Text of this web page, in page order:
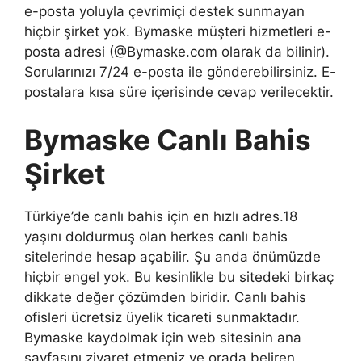
e-posta yoluyla çevrimiçi destek sunmayan
hiçbir şirket yok. Bymaske müşteri hizmetleri e-
posta adresi (@Bymaske.com olarak da bilinir).
Sorularınızı 7/24 e-posta ile gönderebilirsiniz. E-
postalara kısa süre içerisinde cevap verilecektir.
Bymaske Canlı Bahis
Şirket
Türkiye’de canlı bahis için en hızlı adres.18
yaşını doldurmuş olan herkes canlı bahis
sitelerinde hesap açabilir. Şu anda önümüzde
hiçbir engel yok. Bu kesinlikle bu sitedeki birkaç
dikkate değer çözümden biridir. Canlı bahis
ofisleri ücretsiz üyelik ticareti sunmaktadır.
Bymaske kaydolmak için web sitesinin ana